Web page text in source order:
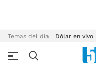
Temas del día Dólar en vivo